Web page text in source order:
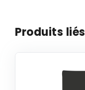
Produits liés